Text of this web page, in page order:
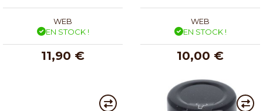
WEB
EN STOCK !
11,90 €
WEB
EN STOCK !
10,00 €